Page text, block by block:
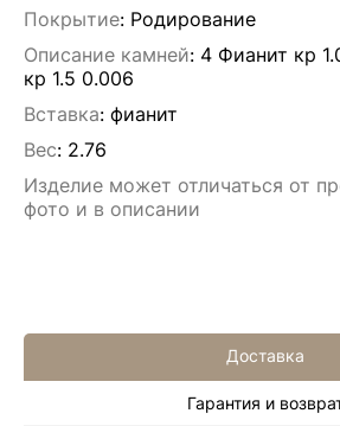
Покрытие: Родирование
Описание камней: 4 Фианит кр
кр 1.5 0.006
Вставка: фианит
Вес: 2.76
Изделие может отличаться от
фото и в описании
Доставка
Гарантия и
Алла Майорова